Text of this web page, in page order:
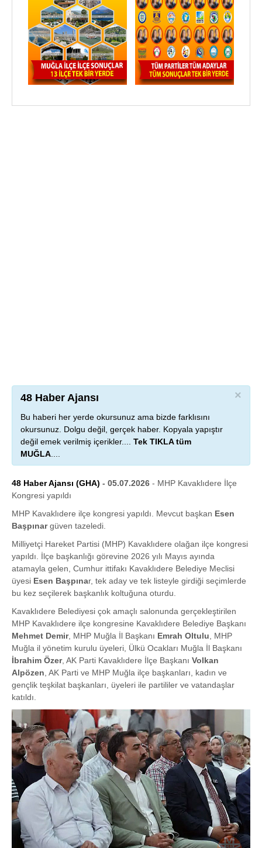
×
48 Haber Ajansı
Bu haberi her yerde okursunuz ama bizde farklısını
okursunuz. Dolgu değil, gerçek haber. Kopyala yapıştır
değil emek verilmiş içerikler.... Tek TIKLA tüm
MUĞLA
48 Haber Ajansı (GHA) - 05.07.2026 - MHP Kavaklıdere İlçe
Kongresi yapıldı
MHP Kavaklıdere ilçe kongresi yapıldı. Mevcut başkan Esen
Başpınargüven tazeledi.
Milliyetçi Hareket Partisi (MHP) Kavaklıdere olağan ilçe kongresi
yapıldı. İlçe başkanlığı görevine 2026 yılı Mayıs ayında
atamayla gelen, Cumhur ittifakı Kavaklıdere Belediye Meclisi
üyesi Esen Başpınar, tek aday ve tek listeyle girdiği seçimlerde
bu kez seçilerek başkanlık koltuğuna oturdu.
Kavaklıdere Belediyesi çok amaçlı salonunda gerçekleştirilen
MHP Kavaklıdere ilçe kongresine Kavaklıdere Belediye Başkanı
Mehmet Demir, MHP Muğla İl Başkanı Emrah Oltulu , MHP
Muğla il yönetim kurulu üyeleri, Ülkü Ocakları Muğla İl Başkanı
İbrahim Özer, AK Parti Kavaklıdere İlçe Başkanı Volkan
Alpözen , AK Parti ve MHP Muğla ilçe başkanları, kadın ve
gençlik teşkilat başkanları, üyeleri ile partililer ve vatandaşlar
katıldı.